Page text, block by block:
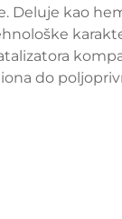
Deluje kao
do